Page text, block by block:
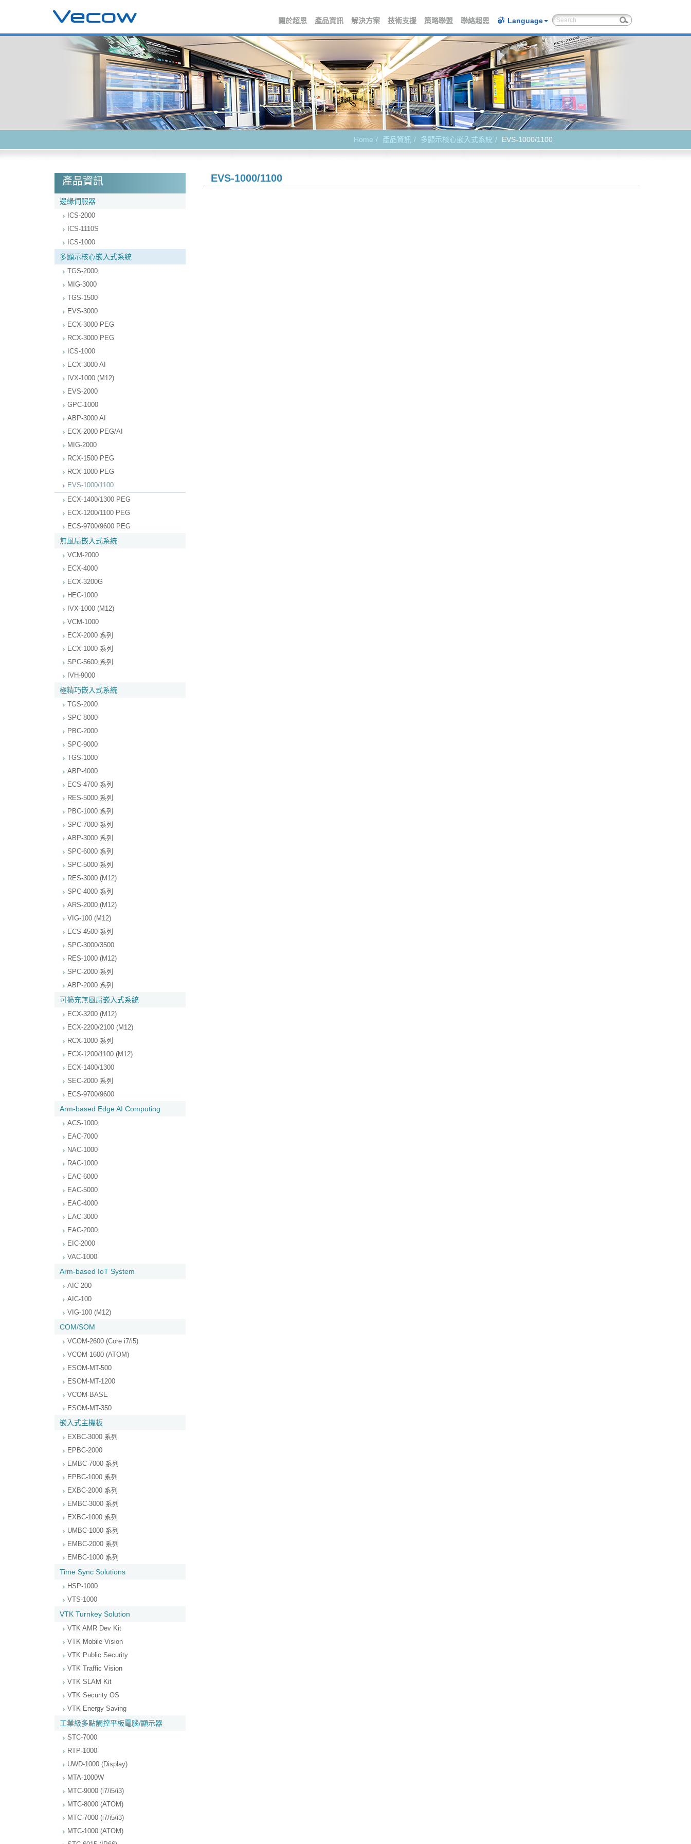
關於超恩 產品資訊 解決方案 技術支援 策略聯盟 聯絡超恩 Language
Home 產品資訊 多顯示核心嵌入式系統 EVS-1000/1100
產品資訊
邊緣伺服器
ICS-2000
ICS-1110S
ICS-1000
多顯示核心嵌入式系統
TGS-2000
MIG-3000
TGS-1500
EVS-3000
ECX-3000 PEG
RCX-3000 PEG
ICS-1000
ECX-3000 AI
IVX-1000 (M12)
EVS-2000
GPC-1000
ABP-3000 AI
ECX-2000 PEG/AI
MIG-2000
RCX-1500 PEG
RCX-1000 PEG
EVS-1000/1100
ECX-1400/1300 PEG
ECX-1200/1100 PEG
ECS-9700/9600 PEG
無風扇嵌入式系統
VCM-2000
ECX-4000
ECX-3200G
HEC-1000
IVX-1000 (M12)
VCM-1000
ECX-2000 系列
ECX-1000 系列
SPC-5600 系列
IVH-9000
極精巧嵌入式系統
TGS-2000
SPC-8000
PBC-2000
SPC-9000
TGS-1000
ABP-4000
ECS-4700 系列
RES-5000 系列
PBC-1000 系列
SPC-7000 系列
ABP-3000 系列
SPC-6000 系列
SPC-5000 系列
RES-3000 (M12)
SPC-4000 系列
ARS-2000 (M12)
VIG-100 (M12)
ECS-4500 系列
SPC-3000/3500
RES-1000 (M12)
SPC-2000 系列
ABP-2000 系列
可擴充無風扇嵌入式系統
ECX-3200 (M12)
ECX-2200/2100 (M12)
RCX-1000 系列
ECX-1200/1100 (M12)
ECX-1400/1300
SEC-2000 系列
ECS-9700/9600
Arm-based Edge AI Computing
ACS-1000
EAC-7000
NAC-1000
RAC-1000
EAC-6000
EAC-5000
EAC-4000
EAC-3000
EAC-2000
EIC-2000
VAC-1000
Arm-based IoT System
AIC-200
AIC-100
VIG-100 (M12)
COM/SOM
VCOM-2600 (Core i7/i5)
VCOM-1600 (ATOM)
ESOM-MT-500
ESOM-MT-1200
VCOM-BASE
ESOM-MT-350
嵌入式主機板
EXBC-3000 系列
EPBC-2000
EMBC-7000 系列
EPBC-1000 系列
EXBC-2000 系列
EMBC-3000 系列
EXBC-1000 系列
UMBC-1000 系列
EMBC-2000 系列
EMBC-1000 系列
Time Sync Solutions
HSP-1000
VTS-1000
VTK Turnkey Solution
VTK AMR Dev Kit
VTK Mobile Vision
VTK Public Security
VTK Traffic Vision
VTK SLAM Kit
VTK Security OS
VTK Energy Saving
工業級多點觸控平板電腦/顯示器
STC-7000
RTP-1000
UWD-1000 (Display)
MTA-1000W
MTC-9000 (i7/i5/i3)
MTC-8000 (ATOM)
MTC-7000 (i7/i5/i3)
MTC-1000 (ATOM)
EVS-1000/1100